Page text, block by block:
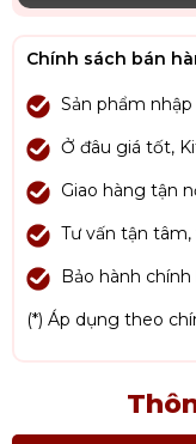
Chính sách bán
Sản phẩm
Ở đâu giá tốt,
Giao hàng tận
Tư vấn tận
Bảo hành
(*) Áp dụng theo